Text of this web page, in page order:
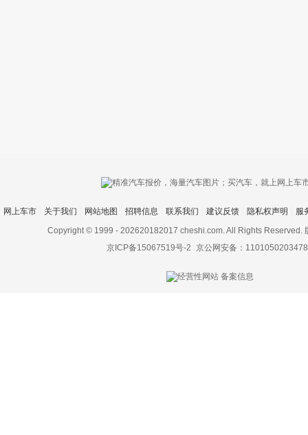
网上车市 关于我们 网站地图 招聘信息 联系我们 建议反馈 隐私权声明
服
Copyright © 1999 - 202620182017 cheshi.com. All Rights Reserved.
京ICP备15067519号-2 京公网安备：